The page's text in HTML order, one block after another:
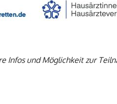
Infos und Möglichkeit zur